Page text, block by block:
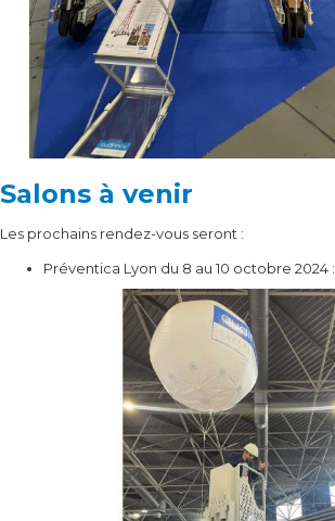
Salons à venir
Les prochains rendez-vous seront :
Préventica Lyon du 8 au 10 octobre 2024 :